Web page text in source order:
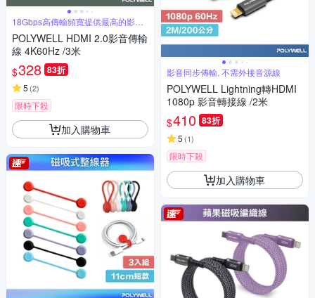
18Gbps高傳輸頻寬提供最高的影像
POLYWELL HDMI 2.0影音傳輸
線 4K60Hz /3米
$328 83折
5 (2)
限時下殺
加入購物車
影音同步傳輸, 不需外接音源線
POLYWELL Lightning轉HDMI
1080p 影音轉接線 /2米
$410 83折
5 (1)
限時下殺
加入購物車